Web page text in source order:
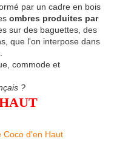
par un cadre en bois
ombres produites par
sur des baguettes, des
que l'on interpose dans
commode et
?